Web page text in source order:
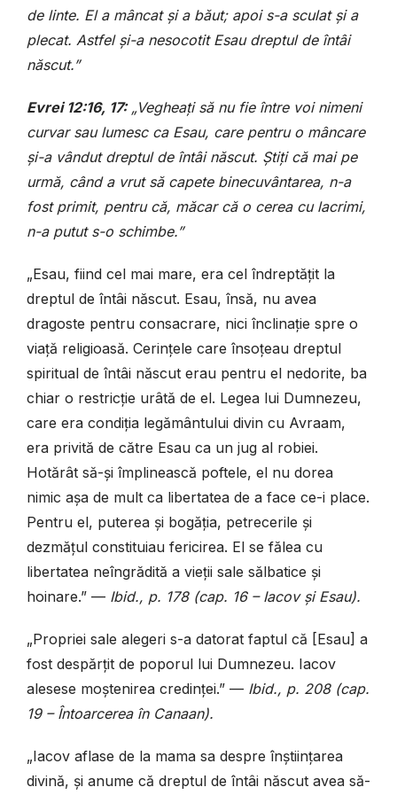
de linte. El a mâncat și a băut; apoi s-a sculat și a
plecat. Astfel și-a nesocotit Esau dreptul de întâi
născut.”
Evrei 12:16, 17:„Vegheați să nu fie între voi nimeni
curvar sau lumesc ca Esau, care pentru o mâncare
și-a vândut dreptul de întâi născut. Știți că mai pe
urmă, când a vrut să capete binecuvântarea, n-a
fost primit, pentru că, măcar că o cerea cu lacrimi,
n-a putut s-o schimbe.”
„Esau, fiind cel mai mare, era cel îndreptățit la
dreptul de întâi născut. Esau, însă, nu avea
dragoste pentru consacrare, nici înclinație spre o
viață religioasă. Cerințele care însoțeau dreptul
spiritual de întâi născut erau pentru el nedorite, ba
chiar o restricție urâtă de el. Legea lui Dumnezeu,
care era condiția legământului divin cu Avraam,
era privită de către Esau ca un jug al robiei.
Hotărât să-și împlinească poftele, el nu dorea
nimic așa de mult ca libertatea de a face ce-i place.
Pentru el, puterea și bogăția, petrecerile și
dezmățul constituiau fericirea. El se fălea cu
libertatea neîngrădită a vieții sale sălbatice și
hoinare.” — Ibid., p. 178 (cap. 16 – Iacov și Esau).
„Propriei sale alegeri s-a datorat faptul că [Esau] a
fost despărțit de poporul lui Dumnezeu. Iacov
alesese moștenirea credinței.” — Ibid., p. 208 (cap.
19 – Întoarcerea în Canaan).
„Iacov aflase de la mama sa despre înștiințarea
divină, și anume că dreptul de întâi născut avea să-